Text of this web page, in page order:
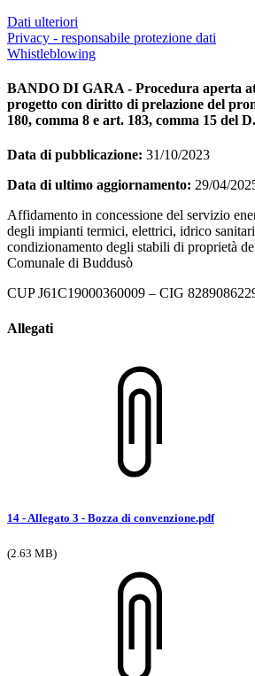
Dati ulteriori
Privacy - responsabile protezione dati
Whistleblowing
BANDO DI GARA - Procedura aperta
progetto con diritto di prelazione del
180, comma 8 e art. 183, comma 15 del
Data di pubblicazione: 31/10/2023
Data di ultimo aggiornamento: 29/04/
Affidamento in concessione del servizio
degli impianti termici, elettrici, idrico
condizionamento degli stabili di proprietà
Comunale di Buddusò
CUP J61C19000360009 – CIG
Allegati
14 - Allegato 3 - Bozza di convenzione.pdf
(2.63 MB)